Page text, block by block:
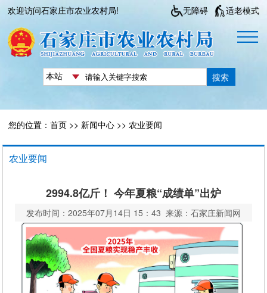
欢迎访问石家庄市农业农村局! 无障碍 适老模式
搜索
您的位置：首页 >> 新闻中心 >>农业要闻
农业要闻
​2994.8亿斤！ 今年夏粮“成绩单”出炉
发布时间：2025年07月14日 15：43 来源：石家庄新闻网